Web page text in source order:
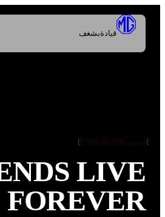
قيادةبشغف
إم جي CYBERSTER
LIVE
FOREVER